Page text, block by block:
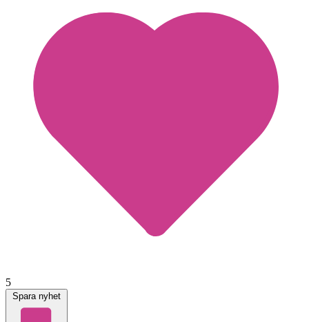
5
Spara nyhet